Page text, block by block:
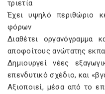
τριετία
Έχει υψηλό περιθώριο
φόρων
Διαθέτει οργανόγραμμα
αποφοίτους ανώτατης
Δημιουργεί νέες
επενδυτικό σχέδιο, και
Αξιοποιεί, μέσα από το